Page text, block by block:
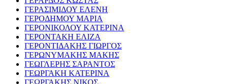
ΓΕΡΑΣΙΜΙΔΟΥ ΕΛΕΝΗ
ΓΕΡΟΔΗΜΟΥ ΜΑΡΙΑ
ΓΕΡΟΝΙΚΟΛΟΥ ΚΑΤΕΡΙΝΑ
ΓΕΡΟΝΤΑΚΗ ΕΛΙΖΑ
ΓΕΡΟΝΤΙΔΑΚΗΣ ΓΙΩΡΓΟΣ
ΓΕΡΩΝΥΜΑΚΗΣ ΜΑΚΗΣ
ΓΕΩΓΛΕΡΗΣ ΣΑΡΑΝΤΟΣ
ΓΕΩΡΓΑΚΗ ΚΑΤΕΡΙΝΑ